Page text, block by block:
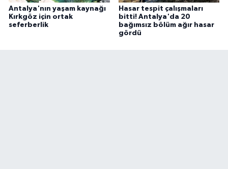
Antalya'nın yaşam kaynağı
Kırkgöz için ortak
seferberlik
Hasar tespit çalışmaları
bitti! Antalya'da 20
bağımsız bölüm ağır hasar
gördü